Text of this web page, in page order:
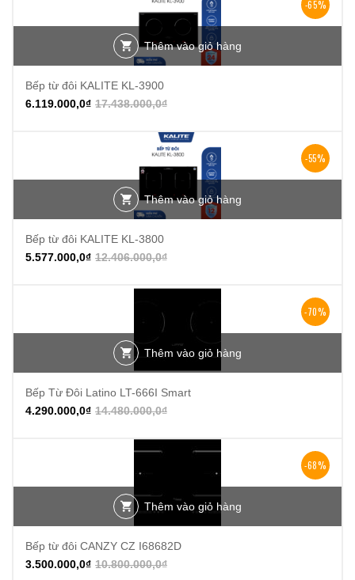
-65%
Thêm vào giỏ hàng
Bếp từ đôi KALITE KL-3900
17.438.000,0₫
6.119.000,0₫
-55%
Thêm vào giỏ hàng
Bếp từ đôi KALITE KL-3800
12.406.000,0₫
5.577.000,0₫
-70%
Thêm vào giỏ hàng
Bếp Từ Đôi Latino LT-666I Smart
14.480.000,0₫
4.290.000,0₫
-68%
Thêm vào giỏ hàng
Bếp từ đôi CANZY CZ I68682D
10.800.000,0₫
3.500.000,0₫